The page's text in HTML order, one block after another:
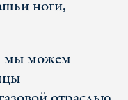
ноги,
мы можем